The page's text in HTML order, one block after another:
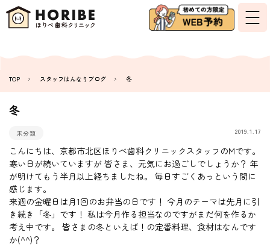
TOP スタッフはんなりブログ 冬
冬
未分類 2019.1.17
こんにちは、京都市北区ほりべ歯科クリニックスタッフのMです。
寒い日が続いていますが 皆さま、元気にお過ごしでしょうか？ 年
が明けてもう半月以上経ちましたね。 毎日すごくあっという間に
感じます。
来週の金曜日は月1回のお弁当の日です！ 今月のテーマは先月に引
き続き「冬」です！ 私は今月作る担当なのですがまだ何を作るか
考え中です。 皆さまの冬といえば！の定番料理、食材はなんです
か(^^)？